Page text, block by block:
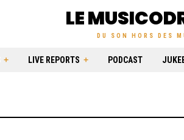
LE
DU SON HORS DES
LIVE REPORTS PODCAST